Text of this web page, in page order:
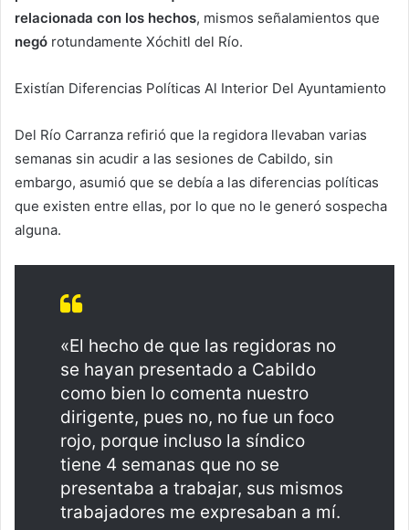
relacionada con los hechos, mismos señalamientos que
negó rotundamente Xóchitl del Río.
Existían Diferencias Políticas Al Interior Del Ayuntamiento
Del Río Carranza refirió que la regidora llevaban varias
semanas sin acudir a las sesiones de Cabildo, sin
embargo, asumió que se debía a las diferencias políticas
que existen entre ellas, por lo que no le generó sospecha
alguna.
«El hecho de que las regidoras no
se hayan presentado a Cabildo
como bien lo comenta nuestro
dirigente, pues no, no fue un foco
rojo, porque incluso la síndico
tiene 4 semanas que no se
presentaba a trabajar, sus mismos
trabajadores me expresaban a mí.